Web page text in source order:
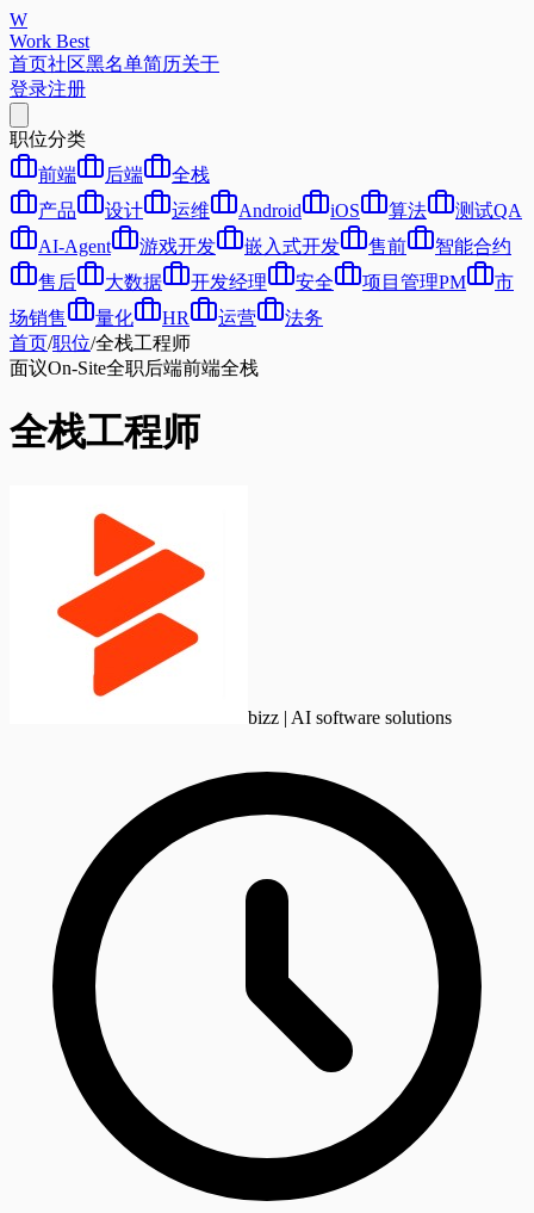
W
Work Best
首页社区黑名单简历关于
登录注册
职位分类
前端
后端
全栈
产品
设计 运维 Android iOS 算法
测试QA
AI-Agent
游戏开发 嵌入式开发 售前
智能合约
售后
大数据 开发经理 安全 项目管理PM
市
场销售
量化 HR 运营
法务
首页/职位/全栈工程师
面议On-Site全职后端前端全栈
全栈工程师
bizz | AI software solutions